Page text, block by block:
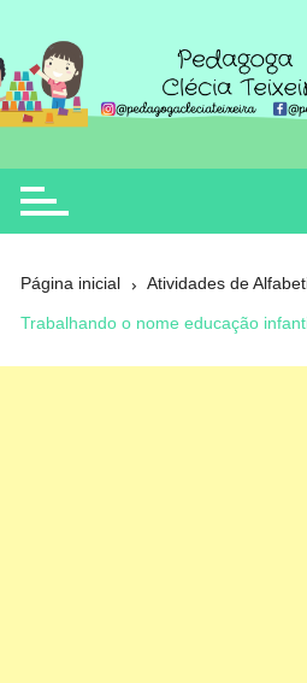
o
conteúdo
Clécia Teixeira
educação
Página inicial Atividades de
Trabalhando o nome educação